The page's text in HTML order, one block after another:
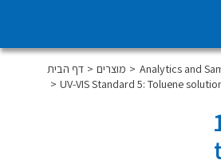
דף הבית מוצרים
Analytics and
UV-VIS Standard 5: Toluene